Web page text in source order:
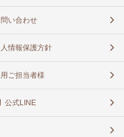
い合わせ
情報保護方針
ご担当者様
公式LINE